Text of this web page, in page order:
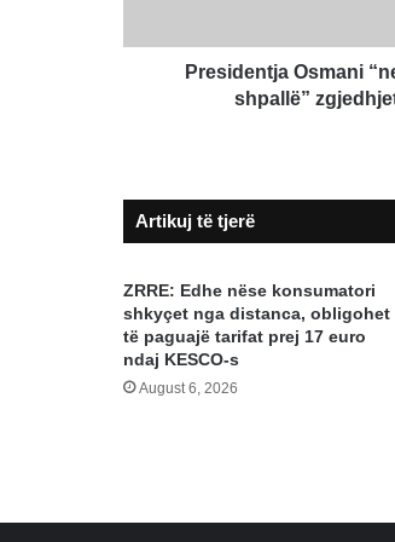
reja
Presidentja Osmani
shpallë”
Artikuj të tjerë
ZRRE: Edhe nëse konsumatori
shkyçet nga distanca, obligohet
të paguajë tarifat prej 17 euro
ndaj KESCO-s
August 6, 2026